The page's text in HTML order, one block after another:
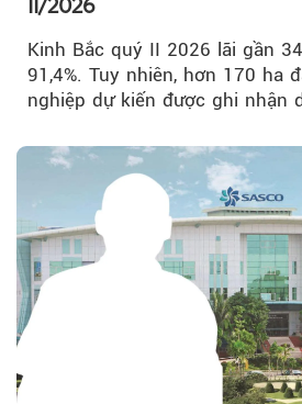
Kinh Bắc quý II 2026 lãi gần
91,4%. Tuy nhiên, hơn 170 ha
nghiệp dự kiến được ghi nhận